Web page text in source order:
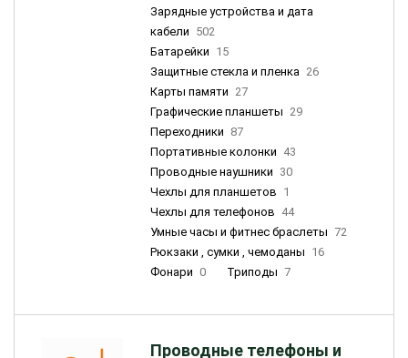
Зарядные устройства и дата
кабели 502
Батарейки 15
Защитные стекла и пленка 26
Карты памяти 27
Графические планшеты 29
Переходники 87
Портативные колонки 43
Проводные наушники 30
Чехлы для планшетов 1
Чехлы для телефонов 44
Умные часы и фитнес браслеты 72
Рюкзаки , сумки , чемоданы 16
Фонари 0 Триподы 7
Проводные телефоны и